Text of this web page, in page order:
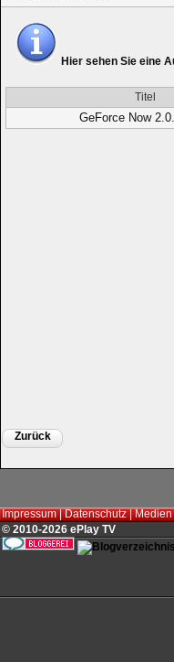
Hier sehen Sie eine
Titel
GeForce Now
Zurück
Impressum|Datenschutz|Medien
© 2010-2026 ePlay TV